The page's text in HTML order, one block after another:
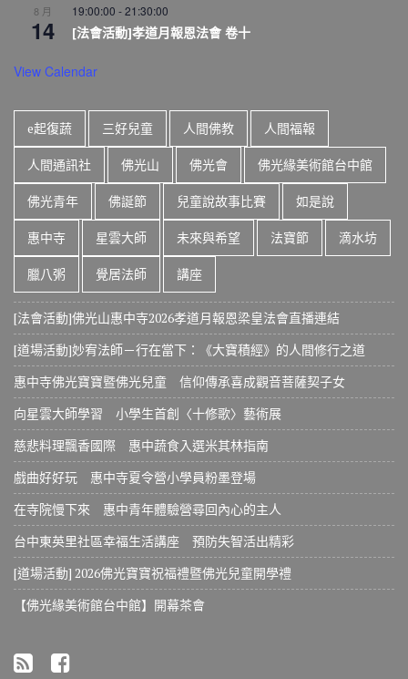
8 月
14
19:00:00 -21:30:00
[法會活動]孝道月報恩法會 卷十
View Calendar
e起復蔬 三好兒童 人間佛教 人間福報
人間通訊社 佛光山 佛光會 佛光緣美術館台中館
佛光青年 佛誕節 兒童說故事比賽 如是說
惠中寺 星雲大師 未來與希望 法寶節 滴水坊
臘八粥 覺居法師 講座
[法會活動]佛光山惠中寺2026孝道月報恩梁皇法會直播連結
[道場活動]妙宥法師－行在當下：《大寶積經》的人間修行之道
惠中寺佛光寶寶暨佛光兒童 信仰傳承喜成觀音菩薩契子女
向星雲大師學習 小學生首創〈十修歌〉藝術展
慈悲料理飄香國際 惠中蔬食入選米其林指南
戲曲好好玩 惠中寺夏令營小學員粉墨登場
在寺院慢下來 惠中青年體驗營尋回內心的主人
台中東英里社區幸福生活講座 預防失智活出精彩
[道場活動] 2026佛光寶寶祝福禮暨佛光兒童開學禮
【佛光緣美術館台中館】開幕茶會